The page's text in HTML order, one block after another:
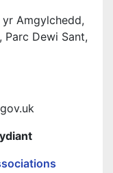
Amgylchedd,
Parc Dewi Sant,